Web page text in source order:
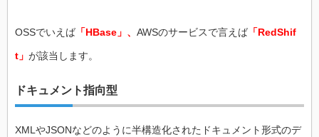
OSSでいえば 「HBase」、 AWSのサービスで言えば 「RedShif
t」 が該当します。
ドキュメント指向型
XMLやJSONなどのように半構造化されたドキュメント形式のデ